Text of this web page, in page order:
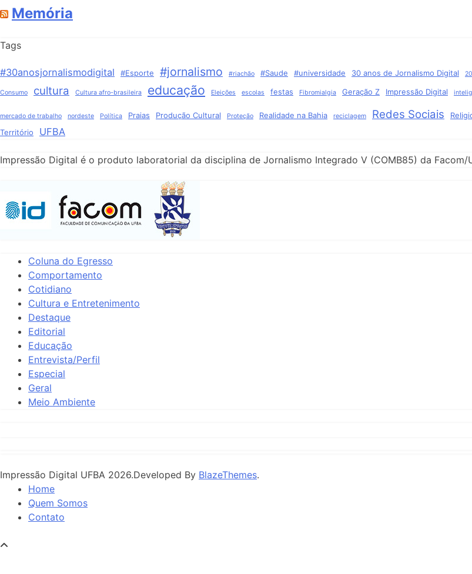
Memória
Tags
#30anosjornalismodigital #Esporte #jornalismo #riachão #Saude #universidade 30 anos de Jornalismo Digital
Consumo cultura Cultura afro-brasileira educação Eleições escolas festas Fibromialgia Geração Z Impressão Digital
mercado de trabalho nordeste Política Praias Produção Cultural Proteção Realidade na Bahia reciclagem Redes Sociais
Território UFBA
Impressão Digital é o produto laboratorial da disciplina de Jornalismo Integrado V (COMB85) da Facom/
Coluna do Egresso
Comportamento
Cotidiano
Cultura e Entretenimento
Destaque
Editorial
Educação
Entrevista/Perfil
Especial
Geral
Meio Ambiente
Impressão Digital UFBA 2026.Developed By BlazeThemes.
Home
Quem Somos
Contato